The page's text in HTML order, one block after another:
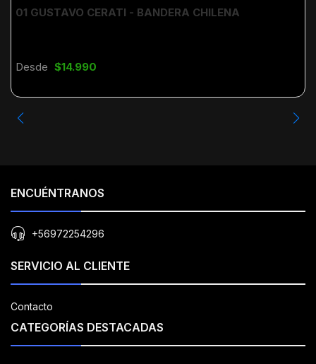
01 GUSTAVO CERATI - BANDERA CHILENA
Desde $14.990
ENCUÉNTRANOS
+56972254296
SERVICIO AL CLIENTE
Contacto
CATEGORÍAS DESTACADAS